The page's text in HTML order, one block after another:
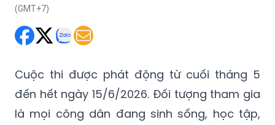
(GMT+7)
Cuộc thi được phát động từ cuối tháng 5
đến hết ngày 15/6/2026. Đối tượng tham gia
là mọi công dân đang sinh sống, học tập,